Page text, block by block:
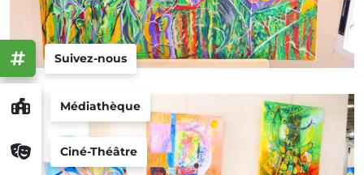
Médiathèque
Ciné-Théâtre
Suivez-nous